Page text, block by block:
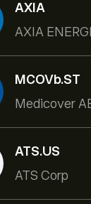
AXIA
AXIA
MCOVb.ST
Medicover
ATS.US
ATS Corp